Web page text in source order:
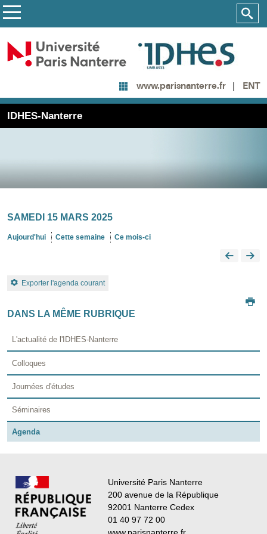
www.parisnanterre.fr ENT
IDHES-Nanterre
SAMEDI 15 MARS 2025
Aujourd'hui Cette semaine Ce mois-ci
Exporter l'agenda courant
DANS LA MÊME RUBRIQUE
L'actualité de l'IDHES-Nanterre
Colloques
Journées d'études
Séminaires
Agenda
Université Paris Nanterre
200 avenue de la République
92001 Nanterre Cedex
01 40 97 72 00